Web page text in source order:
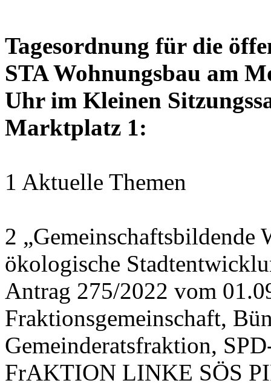
Tagesordnung für die
STA Wohnungsbau am
Uhr im Kleinen
Marktplatz 1:
1 Aktuelle Themen
2
ökologische
Antrag 275/2022 vom
Fraktionsgemeinschaft,
Gemeinderatsfraktion,
FrAKTION LINKE SÖS